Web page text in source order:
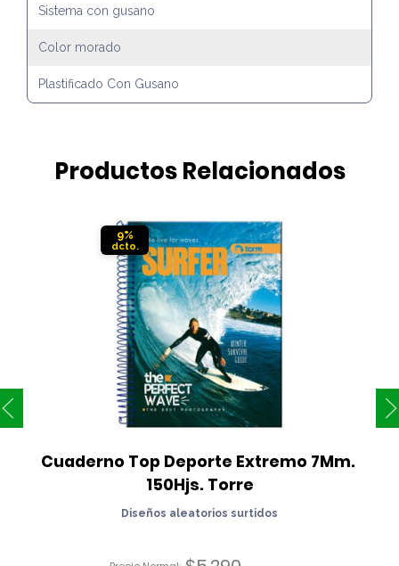
Sistema con gusano
Color morado
Plastificado Con Gusano
Productos Relacionados
9%
Cuaderno Top Deporte Extremo 7Mm.
150Hjs. Torre
Diseños aleatorios surtidos